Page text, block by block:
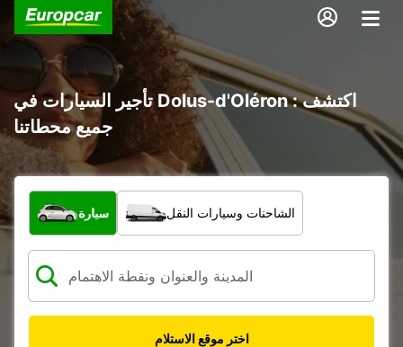
تأجير السيارات في Dolus-d'Oléron : اكتشف
جميع محطاتنا
ما نوع المركبة؟
سيارة الشاحنات وسيارات النقل
اختر موقع الاستلام